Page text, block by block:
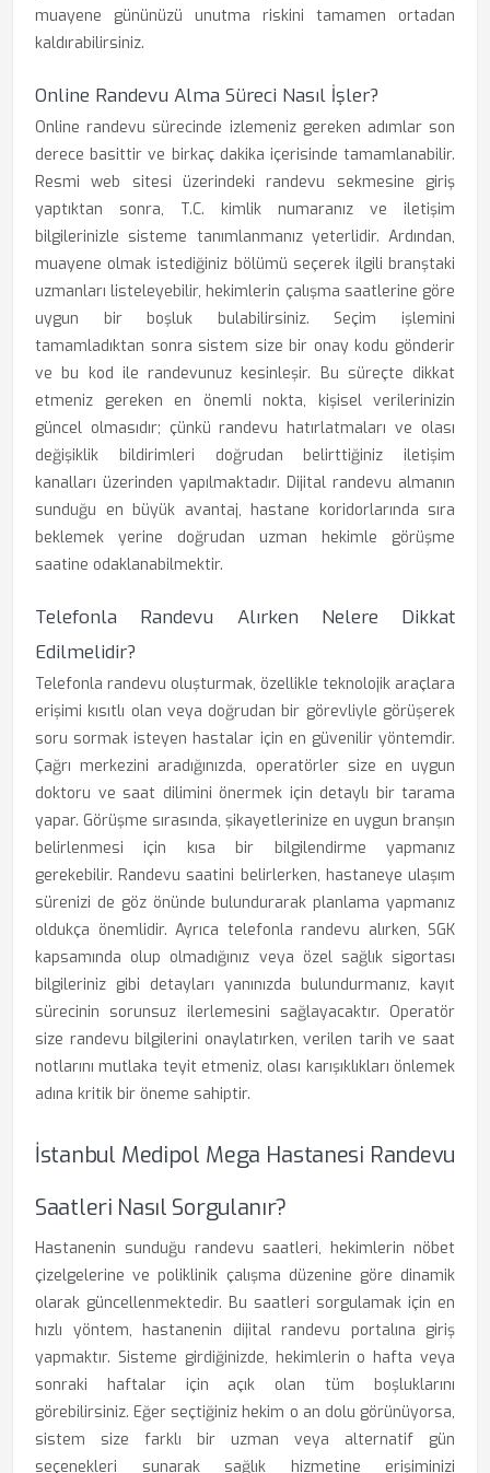
muayene gününüzü unutma riskini tamamen ortadan
kaldırabilirsiniz.
Online Randevu Alma Süreci Nasıl İşler?
Online randevu sürecinde izlemeniz gereken adımlar son
derece basittir ve birkaç dakika içerisinde tamamlanabilir.
Resmi web sitesi üzerindeki randevu sekmesine giriş
yaptıktan sonra, T.C. kimlik numaranız ve iletişim
bilgilerinizle sisteme tanımlanmanız yeterlidir. Ardından,
muayene olmak istediğiniz bölümü seçerek ilgili branştaki
uzmanları listeleyebilir, hekimlerin çalışma saatlerine göre
uygun bir boşluk bulabilirsiniz. Seçim işlemini
tamamladıktan sonra sistem size bir onay kodu gönderir
ve bu kod ile randevunuz kesinleşir. Bu süreçte dikkat
etmeniz gereken en önemli nokta, kişisel verilerinizin
güncel olmasıdır; çünkü randevu hatırlatmaları ve olası
değişiklik bildirimleri doğrudan belirttiğiniz iletişim
kanalları üzerinden yapılmaktadır. Dijital randevu almanın
sunduğu en büyük avantaj, hastane koridorlarında sıra
beklemek yerine doğrudan uzman hekimle görüşme
saatine odaklanabilmektir.
Telefonla Randevu Alırken Nelere Dikkat
Edilmelidir?
Telefonla randevu oluşturmak, özellikle teknolojik araçlara
erişimi kısıtlı olan veya doğrudan bir görevliyle görüşerek
soru sormak isteyen hastalar için en güvenilir yöntemdir.
Çağrı merkezini aradığınızda, operatörler size en uygun
doktoru ve saat dilimini önermek için detaylı bir tarama
yapar. Görüşme sırasında, şikayetlerinize en uygun branşın
belirlenmesi için kısa bir bilgilendirme yapmanız
gerekebilir. Randevu saatini belirlerken, hastaneye ulaşım
sürenizi de göz önünde bulundurarak planlama yapmanız
oldukça önemlidir. Ayrıca telefonla randevu alırken, SGK
kapsamında olup olmadığınız veya özel sağlık sigortası
bilgileriniz gibi detayları yanınızda bulundurmanız, kayıt
sürecinin sorunsuz ilerlemesini sağlayacaktır. Operatör
size randevu bilgilerini onaylatırken, verilen tarih ve saat
notlarını mutlaka teyit etmeniz, olası karışıklıkları önlemek
adına kritik bir öneme sahiptir.
İstanbul Medipol Mega Hastanesi Randevu
Saatleri Nasıl Sorgulanır?
Hastanenin sunduğu randevu saatleri, hekimlerin nöbet
çizelgelerine ve poliklinik çalışma düzenine göre dinamik
olarak güncellenmektedir. Bu saatleri sorgulamak için en
hızlı yöntem, hastanenin dijital randevu portalına giriş
yapmaktır. Sisteme girdiğinizde, hekimlerin o hafta veya
sonraki haftalar için açık olan tüm boşluklarını
görebilirsiniz. Eğer seçtiğiniz hekim o an dolu görünüyorsa,
sistem size farklı bir uzman veya alternatif gün
seçenekleri sunarak sağlık hizmetine erişiminizi